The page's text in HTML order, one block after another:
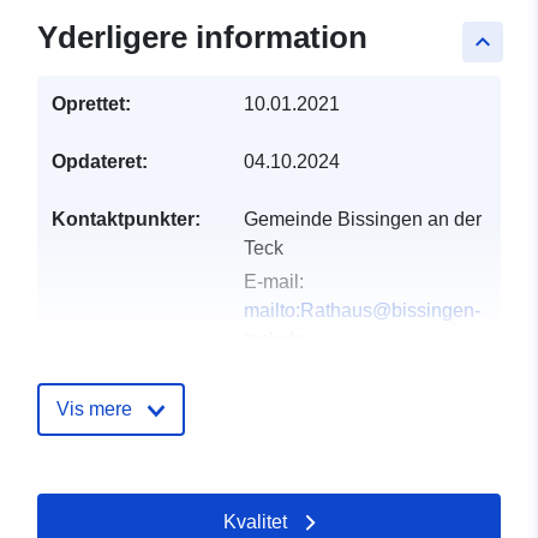
keyboard_arrow_up
Yderligere information
Oprettet: 10.01.2021
Opdateret: 04.10.2024
Kontaktpunkter:
Gemeinde Bissingen an der
Teck
E-mail:
mailto:Rathaus@bissingen-
http://www.bissingen-teck.de
Vis mere
Kvalitet